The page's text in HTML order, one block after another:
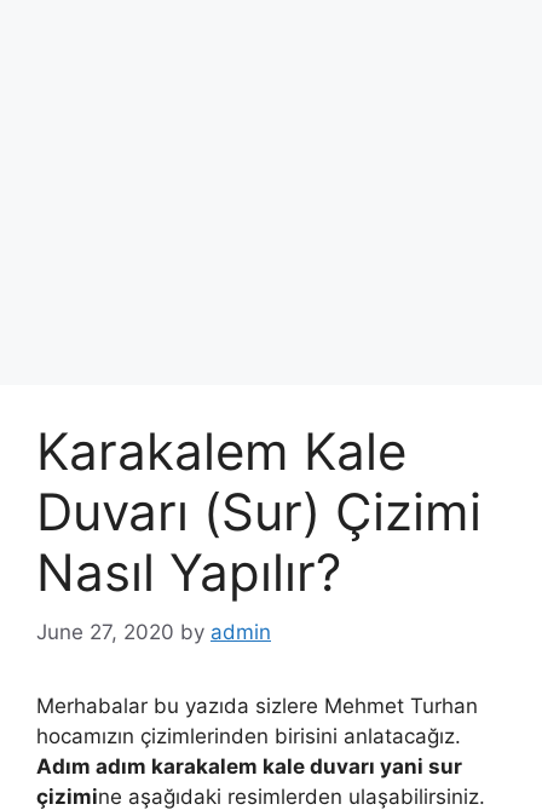
Karakalem Kale
Duvarı (Sur) Çizimi
Nasıl Yapılır?
June 27, 2020 by admin
Merhabalar bu yazıda sizlere Mehmet Turhan
hocamızın çizimlerinden birisini anlatacağız.
Adım adım karakalem kale duvarı yani sur
çizimine aşağıdaki resimlerden ulaşabilirsiniz.